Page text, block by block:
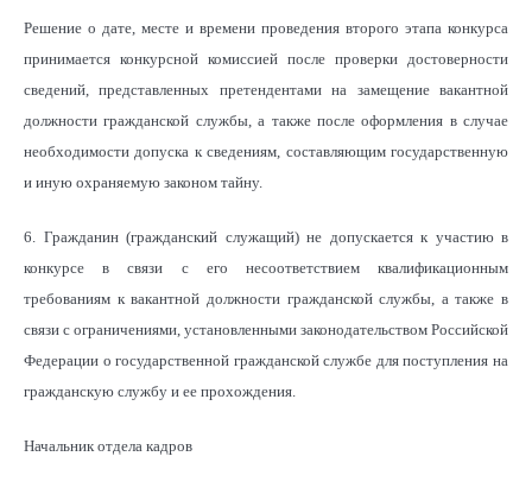
Решение о дате, месте и времени проведения второго этапа конкурса
принимается конкурсной комиссией после проверки достоверности
сведений, представленных претендентами на замещение вакантной
должности гражданской службы, а также после оформления в случае
необходимости допуска к сведениям, составляющим государственную
и иную охраняемую законом тайну.
6. Гражданин (гражданский служащий) не допускается к участию в
конкурсе в связи с его несоответствием квалификационным
требованиям к вакантной должности гражданской службы, а также в
связи с ограничениями, установленными законодательством Российской
Федерации о государственной гражданской службе для поступления на
гражданскую службу и ее прохождения.
Начальник отдела кадров